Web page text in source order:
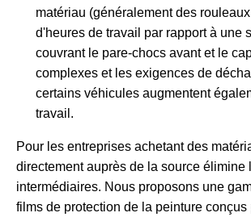
matériau (généralement des
d'heures de travail par rapport à une
couvrant le pare-chocs avant et le
complexes et les exigences de
certains véhicules augmentent
travail.
Pour les entreprises achetant des
directement auprès de la source élimine
intermédiaires. Nous proposons une
films de protection de la peinture conçus